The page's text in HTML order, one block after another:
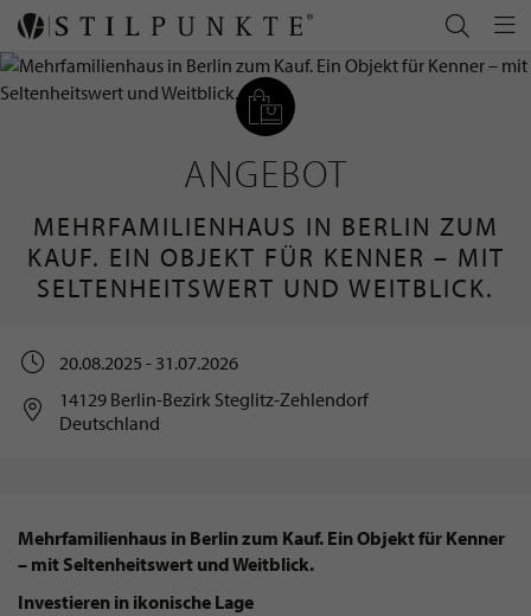
ANGEBOT
MEHRFAMILIENHAUS IN BERLIN ZUM
KAUF. EIN OBJEKT FÜR KENNER – MIT
SELTENHEITSWERT UND WEITBLICK.
20.08.2025 - 31.07.2026
14129 Berlin-Bezirk Steglitz-Zehlendorf
Deutschland
Mehrfamilienhaus in Berlin zum Kauf. Ein Objekt für Kenner
– mit Seltenheitswert und Weitblick.
Investieren in ikonische Lage